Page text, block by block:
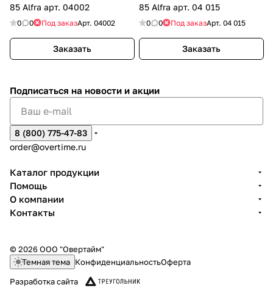
85 Alfra арт. 04002
0 0 Под заказАрт. 04002
Заказать
85 Alfra арт. 04 015
0 0 Под заказАрт. 04 015
Заказать
Подписаться на новости и акции
8 (800) 775-47-83
order@overtime.ru
Каталог продукции
Помощь
О компании
Контакты
© 2026 ООО "Овертайм"
Темная тема КонфиденциальностьОферта
Разработка сайта